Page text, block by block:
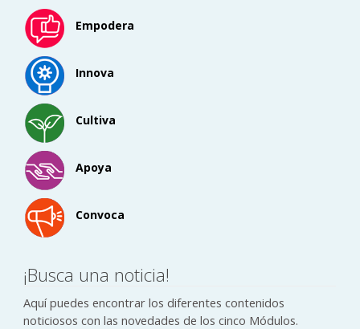
Empodera
Innova
Cultiva
Apoya
Convoca
¡Busca una noticia!
Aquí puedes encontrar los diferentes contenidos
noticiosos con las novedades de los cinco Módulos.